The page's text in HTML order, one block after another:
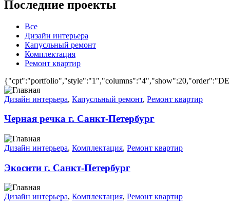
Последние проекты
Все
Дизайн интерьера
Капусльный ремонт
Комплектация
Ремонт квартир
Дизайн интерьера, Капусльный ремонт, Ремонт квартир
Черная речка г. Санкт-Петербург
Дизайн интерьера, Комплектация, Ремонт квартир
Экосити г. Санкт-Петербург
Дизайн интерьера, Комплектация, Ремонт квартир